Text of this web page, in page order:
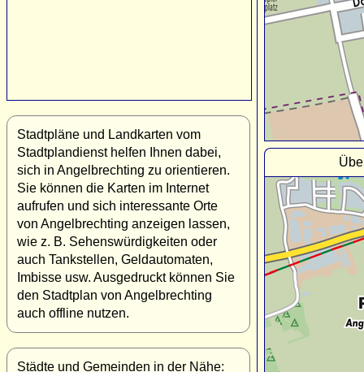
Stadtpläne und Landkarten vom
Stadtplandienst helfen Ihnen dabei,
sich in Angelbrechting zu orientieren.
Sie können die Karten im Internet
aufrufen und sich interessante Orte
von Angelbrechting anzeigen lassen,
wie z. B. Sehenswürdigkeiten oder
auch Tankstellen, Geldautomaten,
Imbisse usw. Ausgedruckt können Sie
den Stadtplan von Angelbrechting
auch offline nutzen.
Städte und Gemeinden in der Nähe: